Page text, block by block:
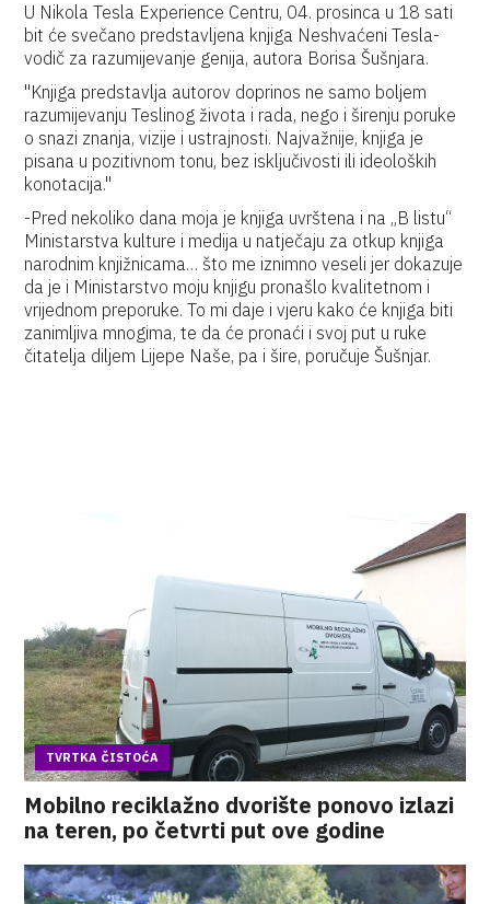
U Nikola Tesla Experience Centru, 04. prosinca u 18 sati
bit će svečano predstavljena knjiga Neshvaćeni Tesla-
vodič za razumijevanje genija, autora Borisa Šušnjara.
"Knjiga predstavlja autorov doprinos ne samo boljem
razumijevanju Teslinog života i rada, nego i širenju poruke
o snazi znanja, vizije i ustrajnosti. Najvažnije, knjiga je
pisana u pozitivnom tonu, bez isključivosti ili ideoloških
konotacija."
-Pred nekoliko dana moja je knjiga uvrštena i na „B listu“
Ministarstva kulture i medija u natječaju za otkup knjiga
narodnim knjižnicama… što me iznimno veseli jer dokazuje
da je i Ministarstvo moju knjigu pronašlo kvalitetnom i
vrijednom preporuke. To mi daje i vjeru kako će knjiga biti
zanimljiva mnogima, te da će pronaći i svoj put u ruke
čitatelja diljem Lijepe Naše, pa i šire, poručuje Šušnjar.
TVRTKA ČISTOĆA
Mobilno reciklažno dvorište ponovo izlazi
na teren, po četvrti put ove godine